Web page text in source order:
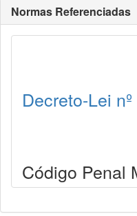
Normas Referenciadas
Decreto-Lei
Código Penal